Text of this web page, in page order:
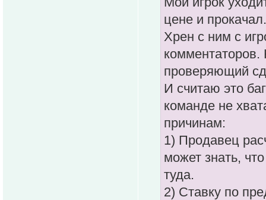
цене и
Хрен с ним с
проверяющий
И считаю это
команде не
причинам:
1) Продавец
может знать,
туда.
2) Ставку по